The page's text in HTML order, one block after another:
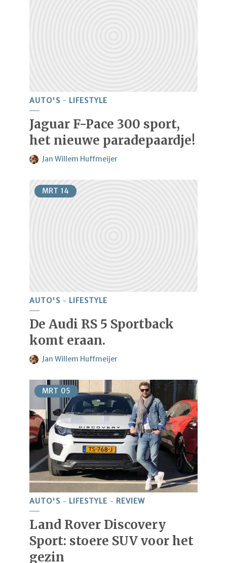
AUTO'S LIFESTYLE
Jaguar F-Pace 300 sport,
het nieuwe paradepaardje!
Jan Willem Huffmeijer
MRT 14
AUTO'S LIFESTYLE
De Audi RS 5 Sportback
komt eraan.
Jan Willem Huffmeijer
MRT 05
AUTO'S LIFESTYLE REVIEW
Land Rover Discovery
Sport: stoere SUV voor het
gezin